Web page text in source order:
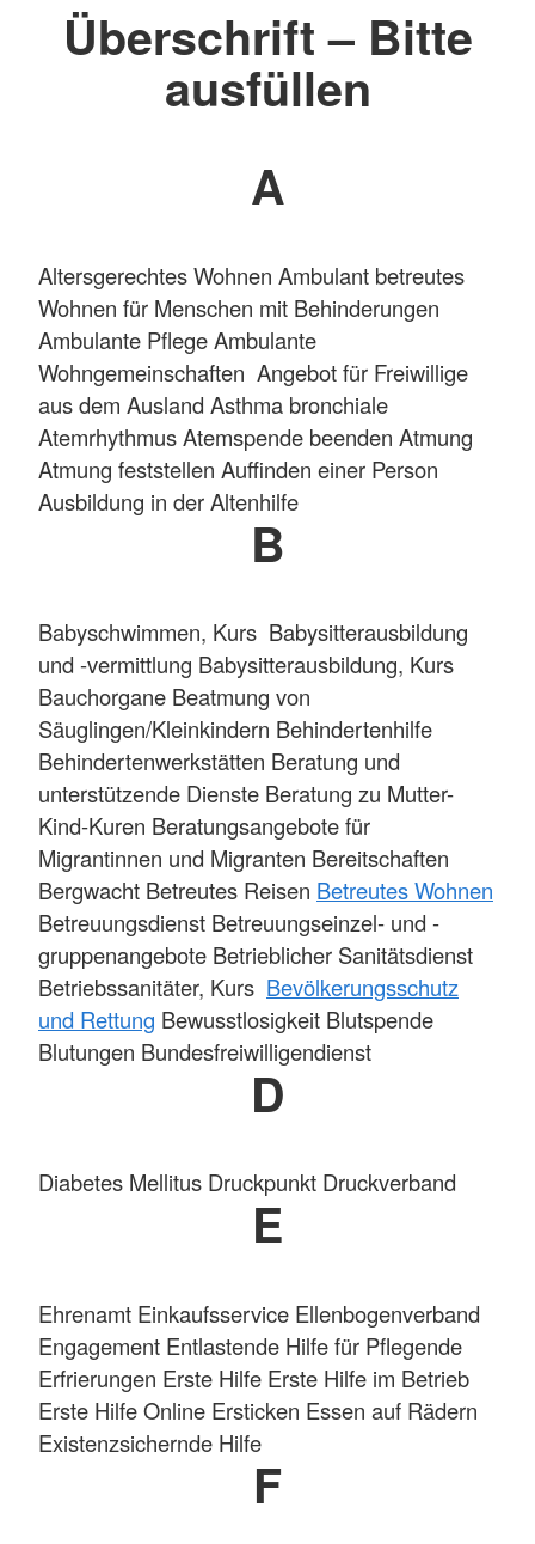
Überschrift – Bitte
ausfüllen
A
Altersgerechtes Wohnen Ambulant betreutes
Wohnen für Menschen mit Behinderungen
Ambulante Pflege Ambulante
Wohngemeinschaften Angebot für Freiwillige
aus dem Ausland Asthma bronchiale
Atemrhythmus Atemspende beenden Atmung
Atmung feststellen Auffinden einer Person
Ausbildung in der Altenhilfe
B
Babyschwimmen, Kurs Babysitterausbildung
und -vermittlung Babysitterausbildung, Kurs
Bauchorgane Beatmung von
Säuglingen/Kleinkindern Behindertenhilfe
Behindertenwerkstätten Beratung und
unterstützende Dienste Beratung zu Mutter-
Kind-Kuren Beratungsangebote für
Migrantinnen und Migranten Bereitschaften
Bergwacht Betreutes Reisen Betreutes Wohnen
Betreuungsdienst Betreuungseinzel- und -
gruppenangebote Betrieblicher Sanitätsdienst
Betriebssanitäter, Kurs Bevölkerungsschutz
und Rettung Bewusstlosigkeit Blutspende
Blutungen Bundesfreiwilligendienst
D
Diabetes Mellitus Druckpunkt Druckverband
E
Ehrenamt Einkaufsservice Ellenbogenverband
Engagement Entlastende Hilfe für Pflegende
Erfrierungen Erste Hilfe Erste Hilfe im Betrieb
Erste Hilfe Online Ersticken Essen auf Rädern
Existenzsichernde Hilfe
F